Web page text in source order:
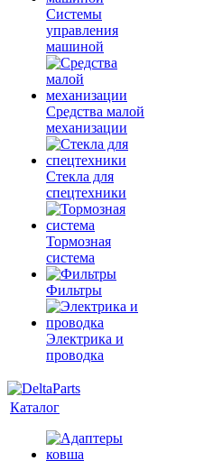
Системы
управления
машиной
Средства малой
механизации
Стекла для
спецтехники
Тормозная
система
Фильтры
Электрика и
проводка
Каталог